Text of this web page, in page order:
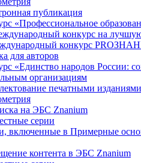
публикация
«Профессиональное
конкурс на
конкурс
для авторов
«Единство народов России:
организациям
печатными изданиями
на ЭБС Znanium
серии
включенные в Примерные
контента в ЭБС Znanium